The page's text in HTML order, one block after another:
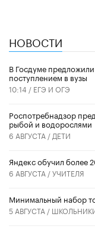
НОВОСТИ
В Госдуме
поступлением в вузы
10:14 / ЕГЭ И ОГЭ
Роспотребнадзор
рыбой и водорослями
6 АВГУСТА / ДЕТИ
​Яндекс обучил более
6 АВГУСТА /УЧИТЕЛЯ
Минимальный набор
5 АВГУСТА /